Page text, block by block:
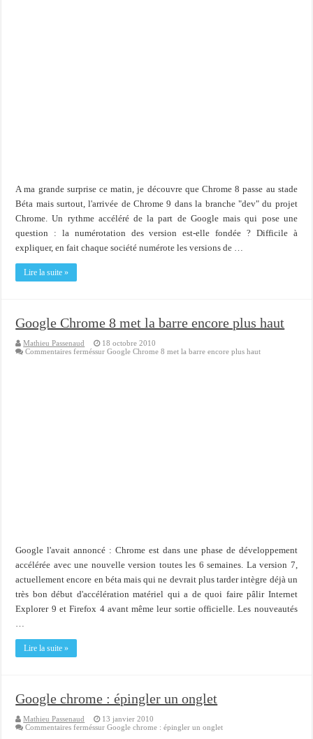
A ma grande surprise ce matin, je découvre que Chrome 8 passe au stade
Béta mais surtout, l'arrivée de Chrome 9 dans la branche "dev" du projet
Chrome. Un rythme accéléré de la part de Google mais qui pose une
question : la numérotation des version est-elle fondée ? Difficile à
expliquer, en fait chaque société numérote les versions de …
Lire la suite »
Google Chrome 8 met la barre encore plus haut
Mathieu Passenaud
18 octobre 2010
Commentaires ferméssur Google Chrome 8 met la barre encore plus haut
Google l'avait annoncé : Chrome est dans une phase de développement
accélérée avec une nouvelle version toutes les 6 semaines. La version 7,
actuellement encore en béta mais qui ne devrait plus tarder intègre déjà un
très bon début d'accélération matériel qui a de quoi faire pâlir Internet
Explorer 9 et Firefox 4 avant même leur sortie officielle. Les nouveautés
Lire la suite »
Google chrome : épingler un onglet
Mathieu Passenaud
13 janvier 2010
Commentaires ferméssur Google chrome : épingler un onglet